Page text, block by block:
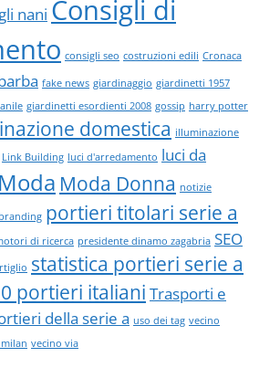
nani Consigli di
consigli seo costruzioni edili Cronaca
fake news giardinaggio giardinetti 1957
giardinetti esordienti 2008 gossip harry potter
domestica illuminazione
Link Building luci d'arredamento luci da
Moda Moda Donna notizie
portieri titolari serie a
di ricerca presidente dinamo zagabria SEO
statistica portieri serie a
portieri italiani Trasporti e
della serie a uso dei tag vecino
vecino via